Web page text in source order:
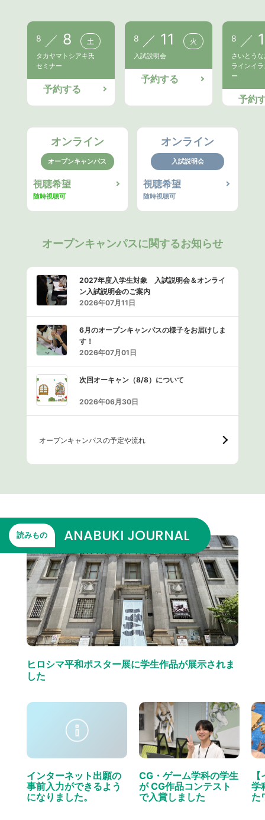
8 8 土
タカヤマトシアキ氏
セミナー
予約する
8 11 火
入試説明会
予約する
8
さいとう
ラインイ
ー
予約
オンライン
オープンキャンパス
視聴希望
随時視聴可
オンライン
入試説明会
視聴希望
随時視聴可
オープンキャンパスに関するお知らせ
2027年度入学生対象 入試説明会＆オンライ
ン入試説明会のご案内
2026年07月11日
6月のオープンキャンパスの様子をお届けしま
す！
2026年07月01日
次回オーキャン（8/8）について
2026年06月30日
オープンキャンパスの予定や流れ
読みもの ANABUKI JOURNAL
ヒロシマ平和ポスター展に学生作品が展示されま
した
インターネット出願の
事前入力ができるよう
になりました。
CG・ゲーム学科の学生
が CG作品コンテスト
で入賞しました
学
た